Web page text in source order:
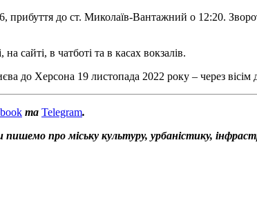
до ст. Миколаїв-Вантажний о 12:20.
сайті, в чатботі та в касах вокзалів.
до Херсона 19 листопада 2022 року – через вісім
та Telegram.
пишемо про міську культуру, урбаністику,